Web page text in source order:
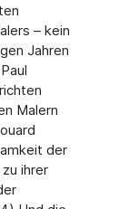
– kein
Jahren
Malern
der
ihrer